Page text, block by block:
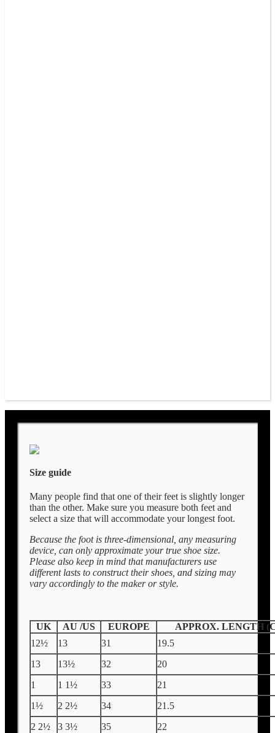
Size guide
Many people find that one of their feet is slightly longer
than the other. Make sure you measure both feet and
select a size that will accommodate your longest foot.
Because the foot is three-dimensional, any measuring
device, can only approximate your true shoe size.
Please also keep in mind that manufacturers use
different lasts to construct their shoes, and sizing may
vary accordingly to the maker or style.
UK AU /US EUROPE
APPROX. LENGTH
12½
13 31
19.5
13
13½ 32
20
1
1 1½ 33
21
1½
2 2½ 34
21.5
2 2½
3 3½ 35 22